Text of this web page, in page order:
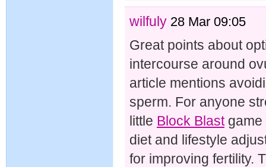
wilfuly 28 Mar 09:05
Great points about
intercourse around
article mentions
sperm. For anyone
little Block Blastgame
diet and lifestyle
for improving fertility.